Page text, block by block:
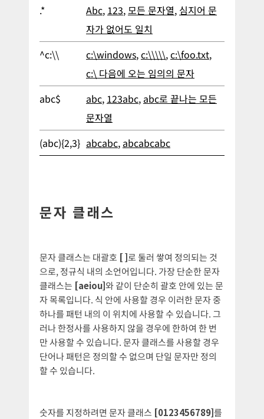
.*
Abc, 123,모든 문자열, 심지어 문
자가 없어도 일치
^c:\\
c:\windows,c:\\\\\,c:\foo.txt,
c:\ 다음에 오는 임의의 문자
abc$
abc, 123abc, abc로 끝나는 모든
문자열
(abc){2,3} abcabc, abcabcabc
문자 클래스
문자 클래스는 대괄호 [ ]로 둘러 쌓여 정의되는 것
으로, 정규식 내의 소언어입니다. 가장 단순한 문자
클래스는 [aeiou]와 같이 단순히 괄호 안에 있는 문
자 목록입니다. 식 안에 사용할 경우 이러한 문자 중
하나를 패턴 내의 이 위치에 사용할 수 있습니다. 그
러나 한정사를 사용하지 않을 경우에 한하여 한 번
만 사용할 수 있습니다. 문자 클래스를 사용할 경우
단어나 패턴은 정의할 수 없으며 단일 문자만 정의
할 수 있습니다.
숫자를 지정하려면 문자 클래스 [0123456789]를